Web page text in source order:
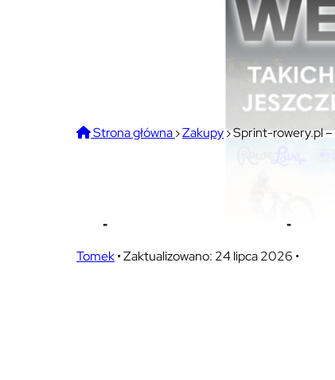
Strona główna›Zakupy›Sprint-rowery.pl –
Tomek•Zaktualizowano: 24 lipca 2026 •